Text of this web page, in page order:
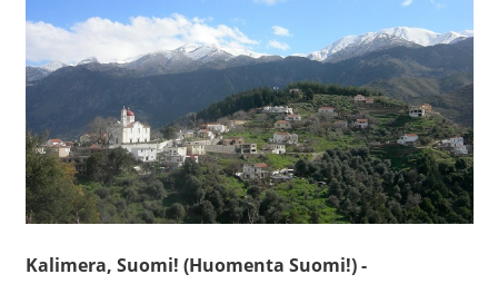
Kalimera, Suomi! (Huomenta Suomi!) -